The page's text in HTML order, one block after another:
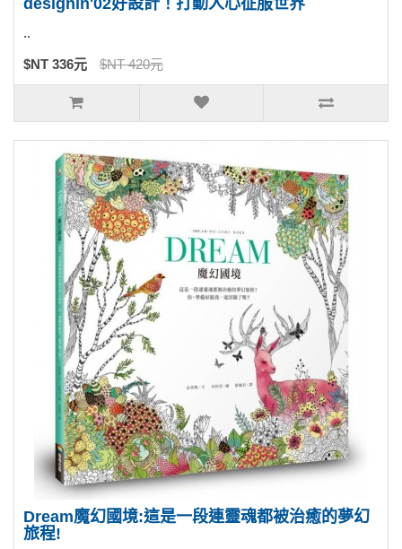
designin'02好設計！打動人心征服世界
..
$NT 336元 $NT 420元
Dream魔幻國境:這是一段連靈魂都被治癒的夢幻
旅程!